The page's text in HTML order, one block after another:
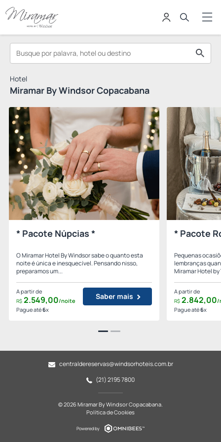
Hotel
Miramar By Windsor Copacabana
* Pacote Núpcias *
O Miramar Hotel By Windsor sabe o quanto esta
noite é única e inesquecível. Pensando nisso,
preparamos um...
A partir de
R$ 2.549,00/noite
Pague até6x
Saber mais
* Pacote
Pequenas
lembranças
Miramar Hotel by
A partir de
R$ 2.842,00/
Pague até6x
centraldereservas@windsorhoteis.com.br
(21) 2195 7800
© 2026 Miramar By Windsor Copacabana.
Política de Cookies
Powered by